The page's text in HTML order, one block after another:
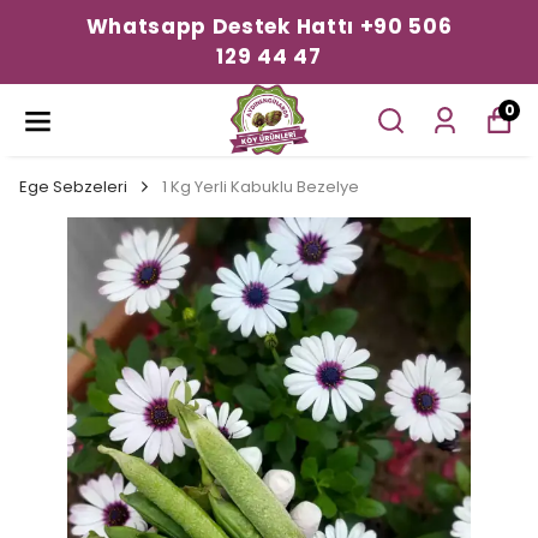
Whatsapp Destek Hattı +90 506
129 44 47
0
Ege Sebzeleri 1 Kg Yerli Kabuklu Bezelye